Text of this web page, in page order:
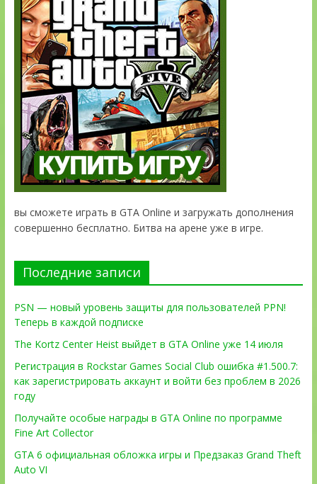
вы сможете играть в GTA Online и загружать дополнения
совершенно бесплатно. Битва на арене уже в игре.
Последние записи
PSN — новый уровень защиты для пользователей PPN!
Теперь в каждой подписке
The Kortz Center Heist выйдет в GTA Online уже 14 июля
Регистрация в Rockstar Games Social Club ошибка #1.500.7:
как зарегистрировать аккаунт и войти без проблем в 2026
году
Получайте особые награды в GTA Online по программе
Fine Art Collector
GTA 6 официальная обложка игры и Предзаказ Grand Theft
Auto VI